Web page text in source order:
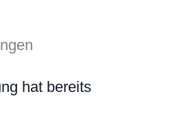
hat bereits